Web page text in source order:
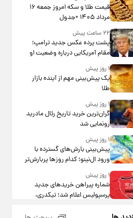
قیمت طلا و سکه امروز جمعه ۱۶
مرداد ۱۴۰۵ +جدول
۲۲ ساعت پیش
پشت پرده عکس جدید ترامپ؛
مقام آمریکایی درباره وضعیت او
چه گفت؟
۱ روز پیش
یک پیش‌بینی مهم از آینده بازار
طلا
۱ روز پیش
گران‌ترین خرید تاریخ رئال مادرید
رونمایی شد
۱ روز پیش
پیش‌بینی بارش‌های گسترده با
ورود ال‌نینو؛ کدام روزها پربارش‌تر
خواهند بود؟
۱ روز پیش
شماره پیراهن خریدهای جدید
پرسپولیس اعلام شد؛ تیکدری،